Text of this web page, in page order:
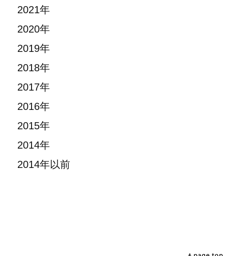
2021年
2020年
2019年
2018年
2017年
2016年
2015年
2014年
2014年以前